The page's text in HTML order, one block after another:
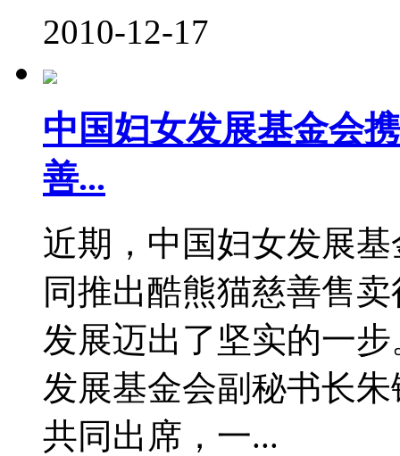
2010-12-17
中国妇女发展基金会
善...
近期，中国妇女发展
同推出酷熊猫慈善售
发展迈出了坚实的一
发展基金会副秘书长
共同出席，一...